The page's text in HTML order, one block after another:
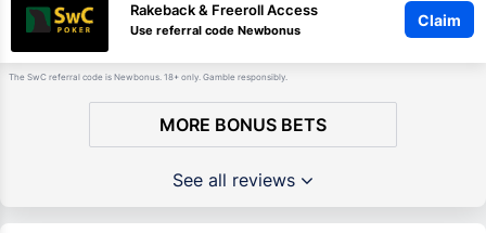
Rakeback & Freeroll Access
Use referral code Newbonus
Claim
The SwC referral code is Newbonus. 18+ only. Gamble responsibly.
MORE BONUS BETS
See all reviews